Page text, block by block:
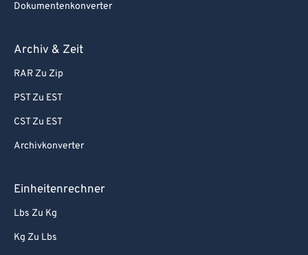
Dokumentenkonverter
Archiv & Zeit
RAR Zu Zip
PST Zu EST
CST Zu EST
Archivkonverter
Einheitenrechner
Lbs Zu Kg
Kg Zu Lbs